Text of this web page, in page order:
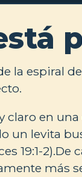
la espiral
claro en
un levita
19:1-
más